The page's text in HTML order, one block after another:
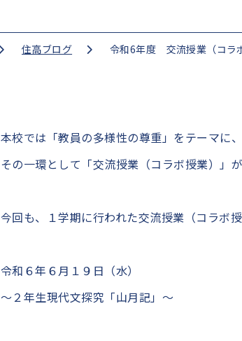
住高ブログ 令和6年度 交流授業（コ
本校では「教員の多様性の尊重」をテーマに
その一環として「交流授業（コラボ授業）」が
今回も、１学期に行われた交流授業（コラボ授
令和６年６月１９日（水）
～２年生現代文探究「山月記」～